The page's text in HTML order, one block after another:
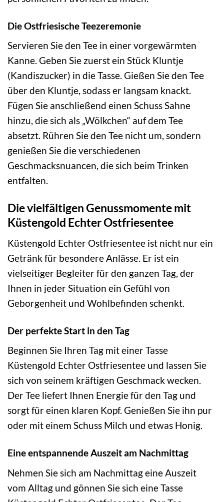
Die Ostfriesische Teezeremonie
Servieren Sie den Tee in einer vorgewärmten
Kanne. Geben Sie zuerst ein Stück Kluntje
(Kandiszucker) in die Tasse. Gießen Sie den Tee
über den Kluntje, sodass er langsam knackt.
Fügen Sie anschließend einen Schuss Sahne
hinzu, die sich als „Wölkchen“ auf dem Tee
absetzt. Rühren Sie den Tee nicht um, sondern
genießen Sie die verschiedenen
Geschmacksnuancen, die sich beim Trinken
entfalten.
Die vielfältigen Genussmomente mit
Küstengold Echter Ostfriesentee
Küstengold Echter Ostfriesentee ist nicht nur ein
Getränk für besondere Anlässe. Er ist ein
vielseitiger Begleiter für den ganzen Tag, der
Ihnen in jeder Situation ein Gefühl von
Geborgenheit und Wohlbefinden schenkt.
Der perfekte Start in den Tag
Beginnen Sie Ihren Tag mit einer Tasse
Küstengold Echter Ostfriesentee und lassen Sie
sich von seinem kräftigen Geschmack wecken.
Der Tee liefert Ihnen Energie für den Tag und
sorgt für einen klaren Kopf. Genießen Sie ihn pur
oder mit einem Schuss Milch und etwas Honig.
Eine entspannende Auszeit am Nachmittag
Nehmen Sie sich am Nachmittag eine Auszeit
vom Alltag und gönnen Sie sich eine Tasse